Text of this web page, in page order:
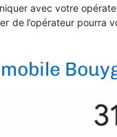
avec votre
l’opérateur pourra